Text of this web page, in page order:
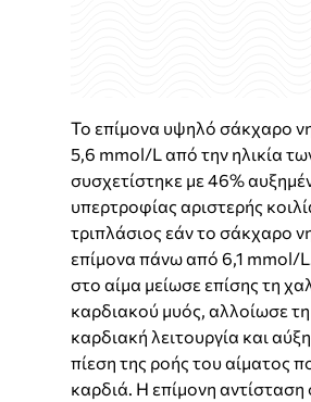
Το επίμονα υψηλό σάκχαρο
5,6 mmol/L από την ηλικία
συσχετίστηκε με 46%
υπερτροφίας αριστερής
τριπλάσιος εάν το σάκχαρο
επίμονα πάνω από 6,1 mmol/
στο αίμα μείωσε επίσης τη
καρδιακού μυός, αλλοίωσε
καρδιακή λειτουργία και
πίεση της ροής του αίματος
καρδιά. Η επίμονη αντίσταση